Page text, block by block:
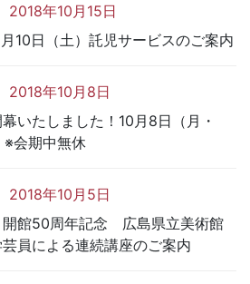
2018年10月15日
月10日（土）託児サービスのご案内
2018年10月8日
いたしました！10月8日（月・
※会期中無休
2018年10月5日
開館50周年記念 広島県立美術館
員による連続講座のご案内